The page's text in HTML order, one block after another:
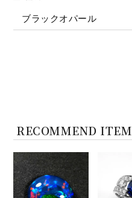
ブラックオパール
RECOMMEND ITEM